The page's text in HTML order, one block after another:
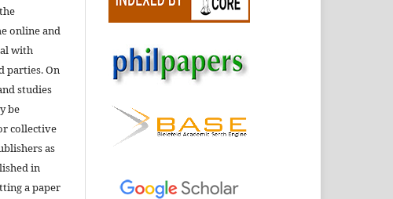
online and
with
parties. On
studies
be
collective
as
in
a paper